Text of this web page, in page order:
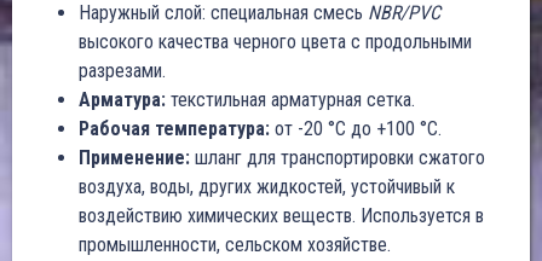
Наружный слой: специальная смесь NBR/PVC
высокого качества черного цвета с продольными
разрезами.
Арматура: текстильная арматурная сетка.
Рабочая температура: от -20 °C до +100 °C.
Применение: шланг для транспортировки сжатого
воздуха, воды, других жидкостей, устойчивый к
воздействию химических веществ. Используется в
промышленности, сельском хозяйстве.